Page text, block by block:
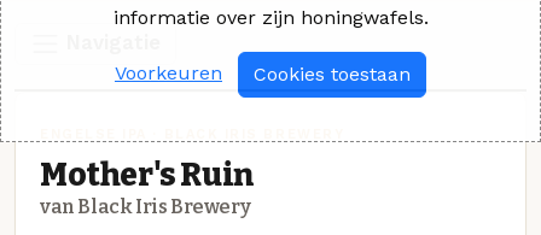
Mother's Ruin
van Black Iris Brewery
informatie over zijn honingwafels.
Voorkeuren Cookies toestaan